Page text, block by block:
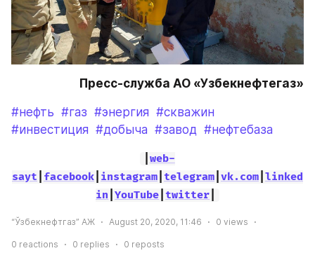
Пресс-служба АО «Узбекнефтегаз»
#нефть #газ #энергия #скважин
#инвестиция #добыча #завод #нефтебаза
web-
sayt facebook instagram telegram vk.com linked
in |YouTube twitter
“Ўзбекнефтгаз” АЖ August 20, 2020, 11:46 0 views
0 reactions 0 replies 0 reposts